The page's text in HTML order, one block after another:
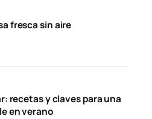
fresca sin aire
recetas y claves para una
en verano